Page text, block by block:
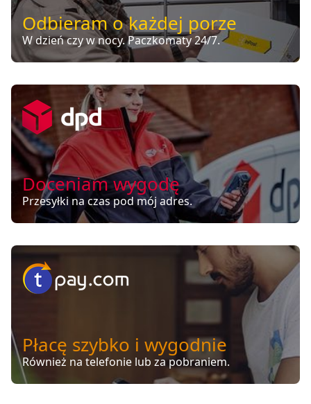
Odbieram o każdej porze
W dzień czy w nocy. Paczkomaty 24/7.
Doceniam wygodę
Przesyłki na czas pod mój adres.
Płacę szybko i wygodnie
Również na telefonie lub za pobraniem.